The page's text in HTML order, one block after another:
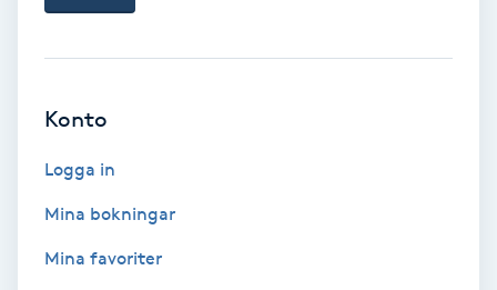
Fotsvamp
Fransborttagning
Fransfärgning
Konto
Logga in
Mina bokningar
Mina favoriter